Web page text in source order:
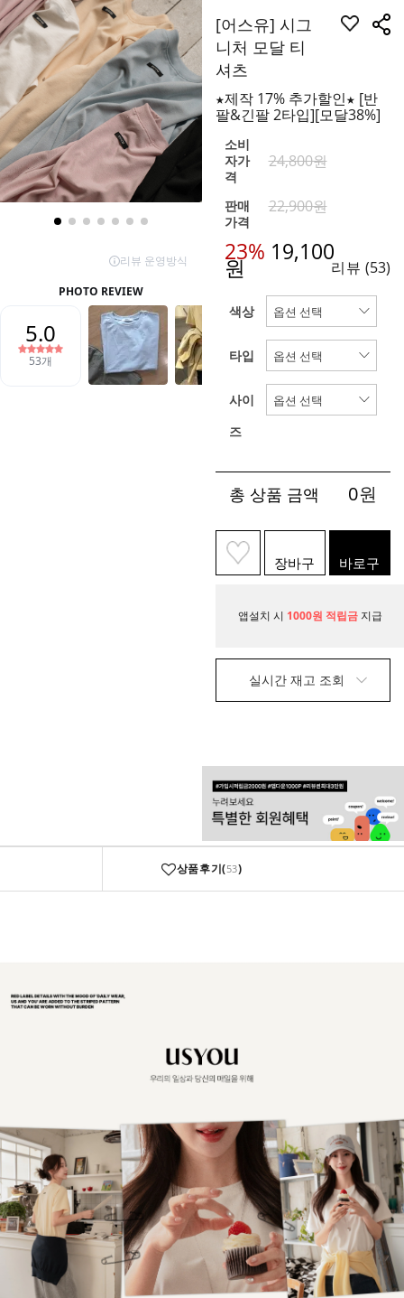
[어스유] 시그
니처 모달 티
셔츠
★제작 17% 추가할인★ [반
팔&긴팔 2타입][모달38%]
소비
자가
격
24,800원
판매
가격
22,900원
23% 19,100
원 리뷰 (53)
색상
타입
사이
즈
총 상품 금액 0원
장바구
니
바로구
매
앱설치 시 1000원 적립금 지급
실시간 재고 조회
상품후기(53)